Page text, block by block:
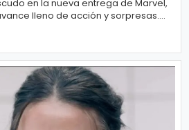
en la nueva entrega de Marvel,
lleno de acción y sorpresas.
el...